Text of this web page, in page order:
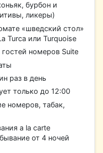
бурбон и
ликеры)
«шведский стол»
Turca или Turquoise
номеров Suite
раз в день
только до 12:00
номеров, табак,
a la carte
от 4 ночей